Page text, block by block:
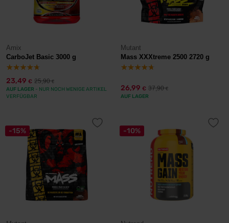
Amix
CarboJet Basic 3000 g
23,49 € 25,90€
AUF LAGER - NUR NOCH WENIGE ARTIKEL
VERFÜGBAR
Mutant
Mass XXXtreme 2500 2720 g
26,99 € 37,90€
AUF LAGER
-15% -10%